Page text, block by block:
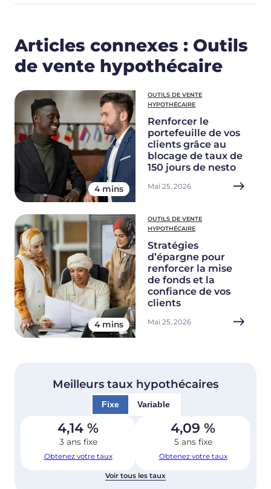
Articles connexes : Outils
de vente hypothécaire
4 mins
OUTILS DE VENTE
HYPOTHÉCAIRE
Renforcer le
portefeuille de vos
clients grâce au
blocage de taux de
150 jours de nesto
Mai 25, 2026
4 mins
OUTILS DE VENTE
HYPOTHÉCAIRE
Stratégies
d’épargne pour
renforcer la mise
de fonds et la
confiance de vos
clients
Mai 25, 2026
Meilleurs taux hypothécaires
Fixe Variable
4,14 %
3 ans fixe
Obtenez votre taux
4,09 %
5 ans fixe
Obtenez votre taux
Voir tous les taux